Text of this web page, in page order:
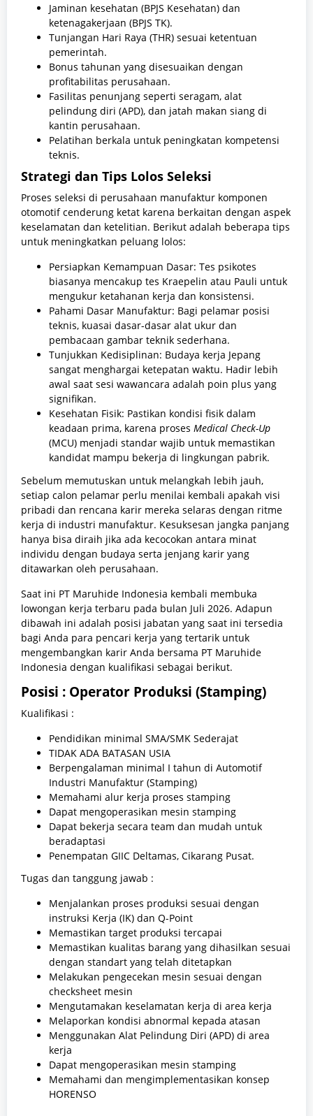
Jaminan kesehatan (BPJS Kesehatan) dan
ketenagakerjaan (BPJS TK).
Tunjangan Hari Raya (THR) sesuai ketentuan
pemerintah.
Bonus tahunan yang disesuaikan dengan
profitabilitas perusahaan.
Fasilitas penunjang seperti seragam, alat
pelindung diri (APD), dan jatah makan siang di
kantin perusahaan.
Pelatihan berkala untuk peningkatan kompetensi
teknis.
Strategi dan Tips Lolos Seleksi
Proses seleksi di perusahaan manufaktur komponen
otomotif cenderung ketat karena berkaitan dengan aspek
keselamatan dan ketelitian. Berikut adalah beberapa tips
untuk meningkatkan peluang lolos:
Persiapkan Kemampuan Dasar: Tes psikotes
biasanya mencakup tes Kraepelin atau Pauli untuk
mengukur ketahanan kerja dan konsistensi.
Pahami Dasar Manufaktur: Bagi pelamar posisi
teknis, kuasai dasar-dasar alat ukur dan
pembacaan gambar teknik sederhana.
Tunjukkan Kedisiplinan: Budaya kerja Jepang
sangat menghargai ketepatan waktu. Hadir lebih
awal saat sesi wawancara adalah poin plus yang
signifikan.
Kesehatan Fisik: Pastikan kondisi fisik dalam
keadaan prima, karena proses Medical Check-Up
(MCU) menjadi standar wajib untuk memastikan
kandidat mampu bekerja di lingkungan pabrik.
Sebelum memutuskan untuk melangkah lebih jauh,
setiap calon pelamar perlu menilai kembali apakah visi
pribadi dan rencana karir mereka selaras dengan ritme
kerja di industri manufaktur. Kesuksesan jangka panjang
hanya bisa diraih jika ada kecocokan antara minat
individu dengan budaya serta jenjang karir yang
ditawarkan oleh perusahaan.
Saat ini PT Maruhide Indonesia kembali membuka
lowongan kerja terbaru pada bulan Juli 2026. Adapun
dibawah ini adalah posisi jabatan yang saat ini tersedia
bagi Anda para pencari kerja yang tertarik untuk
mengembangkan karir Anda bersama PT Maruhide
Indonesia dengan kualifikasi sebagai berikut.
Posisi : Operator Produksi (Stamping)
Kualifikasi :
Pendidikan minimal SMA/SMK Sederajat
TIDAK ADA BATASAN USIA
Berpengalaman minimal I tahun di Automotif
Industri Manufaktur (Stamping)
Memahami alur kerja proses stamping
Dapat mengoperasikan mesin stamping
Dapat bekerja secara team dan mudah untuk
beradaptasi
Penempatan GIIC Deltamas, Cikarang Pusat.
Tugas dan tanggung jawab :
Menjalankan proses produksi sesuai dengan
instruksi Kerja (IK) dan Q-Point
Memastikan target produksi tercapai
Memastikan kualitas barang yang dihasilkan sesuai
dengan standart yang telah ditetapkan
Melakukan pengecekan mesin sesuai dengan
checksheet mesin
Mengutamakan keselamatan kerja di area kerja
Melaporkan kondisi abnormal kepada atasan
Menggunakan Alat Pelindung Diri (APD) di area
kerja
Dapat mengoperasikan mesin stamping
Memahami dan mengimplementasikan konsep
HORENSO